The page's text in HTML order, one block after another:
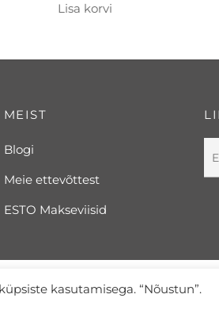
Lisa korvi
MEIST
Blogi
Meie ettevõttest
ESTO Makseviisid
kasutamisega. “Nõustun”.